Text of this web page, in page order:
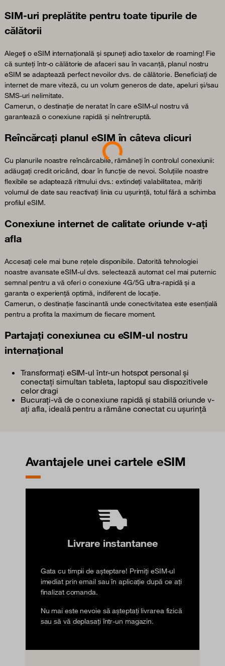
SIM-uri preplătite pentru toate tipurile de
călătorii
Alegeți o eSIM internațională și spuneți adio taxelor de roaming! Fie
că sunteți într-o călătorie de afaceri sau în vacanță, planul nostru
eSIM se adaptează perfect nevoilor dvs. de călătorie. Beneficiați de
internet de mare viteză, cu un volum generos de date, apeluri și/sau
SMS-uri nelimitate.
Camerun, o destinație de neratat în care eSIM-ul nostru vă
garantează o conexiune rapidă și neîntreruptă.
Reîncărcați planul eSIM în câteva clicuri
Cu planurile noastre reîncărcabile, rămâneți în controlul conexiunii:
adăugați credit oricând, doar în funcție de nevoi. Soluțiile noastre
flexibile se adaptează ritmului dvs.: extindeți valabilitatea, măriți
volumul de date sau reactivați linia cu ușurință, totul fără a schimba
profilul eSIM.
Conexiune internet de calitate oriunde v-ați
afla
Accesați cele mai bune rețele disponibile. Datorită tehnologiei
noastre avansate eSIM-ul dvs. selectează automat cel mai puternic
semnal pentru a vă oferi o conexiune 4G/5G ultra-rapidă și a
garanta o experiență optimă, indiferent de locație.
Camerun, o destinație fascinantă unde conectivitatea este esențială
pentru a profita la maximum de fiecare moment.
Partajați conexiunea cu eSIM-ul nostru
internațional
Transformați eSIM-ul într-un hotspot personal și
conectați simultan tableta, laptopul sau dispozitivele
celor dragi
Bucurați-vă de o conexiune rapidă și stabilă oriunde v-
ați afla, ideală pentru a rămâne conectat cu ușurință
Avantajele unei cartele eSIM
Livrare instantanee
Gata cu timpii de așteptare! Primiți eSIM-ul
imediat prin email sau în aplicație după ce ați
finalizat comanda.
Nu mai este nevoie să așteptați livrarea fizică
sau să vă deplasați într-un magazin.
Loading...